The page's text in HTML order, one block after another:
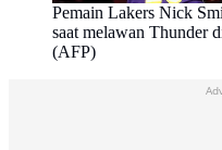
Pemain Lakers Nick
saat melawan Thunder
(AFP)